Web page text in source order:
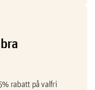
rabatt på valfri